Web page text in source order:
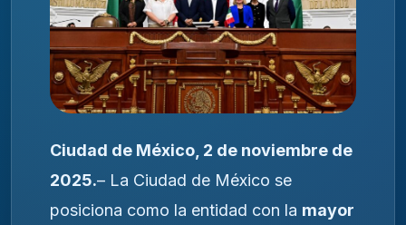
Ciudad de México, 2 de noviembre de
2025.– La Ciudad de México se
posiciona como la entidad con la mayor